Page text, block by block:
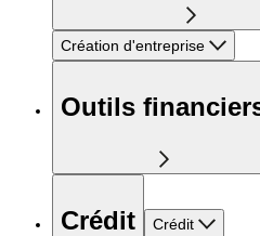
Création d'entreprise
Outils
Crédit Crédit